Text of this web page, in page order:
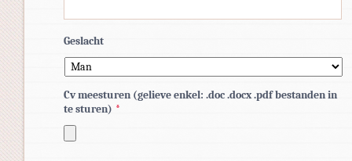
Geslacht
Cv meesturen (gelieve enkel: .doc .docx .pdf bestanden in
te sturen) *